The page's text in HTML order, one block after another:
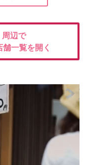
周辺で
一覧を開く